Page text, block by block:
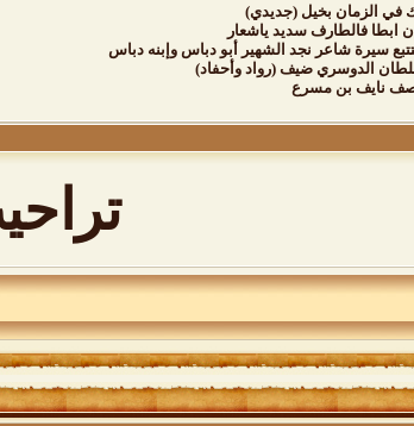
في الزمان بخيل (جديدي)
ابطا فالطارف سديد ياشعار
سيرة شاعر نجد الشهير أبو دباس وإبنه دباس
الدوسري ضيف (رواد وأحفاد)
نايف بن مسرع